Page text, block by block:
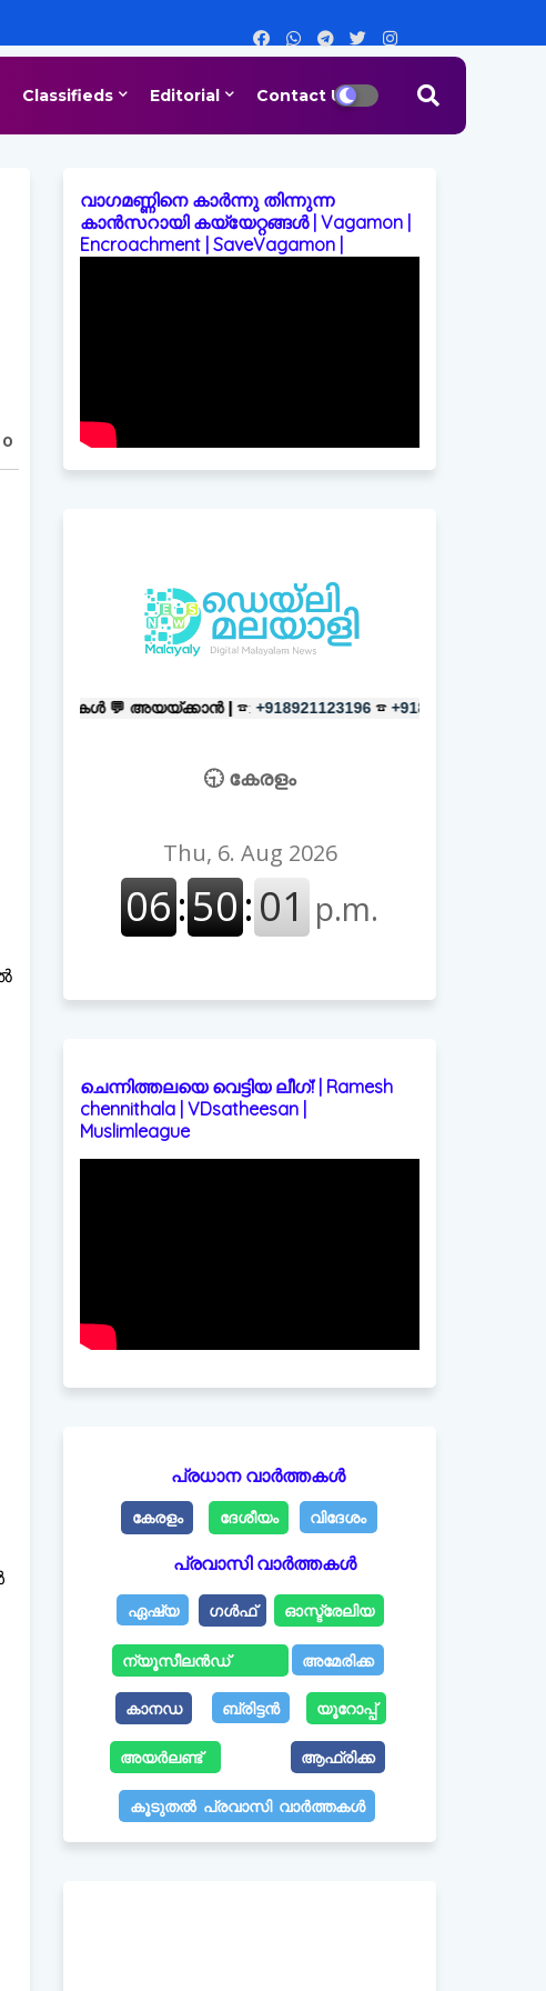
Classifieds Editorial Contact Us
0
വാഗമണ്ണിനെ കാർന്നു തിന്നുന്ന
കാൻസറായി കയ്യേറ്റങ്ങൾ | Vagamon |
Encroachment | SaveVagamon |
അയയ്ക്കാൻ | ☎: +918921123196 ☎ +918606657037 പരസ്യങ്ങൾക്ക്
🕤 കേരളം
ചെന്നിത്തലയെ വെട്ടിയ ലീഗ്! | Ramesh
chennithala | VDsatheesan |
Muslimleague
പ്രധാന വാർത്തകൾ
കേരളം ദേശീയം വിദേശം
പ്രവാസി വാർത്തകൾ
ഏഷ്യ ഗൾഫ് ഓസ്ട്രേലിയ
ന്യൂസീലൻഡ് അമേരിക്ക
കാനഡ ബ്രിട്ടൻ യൂറോപ്പ്
അയർലണ്ട് ആഫ്രിക്ക
കൂടുതൽ പ്രവാസി വാർത്തകൾ